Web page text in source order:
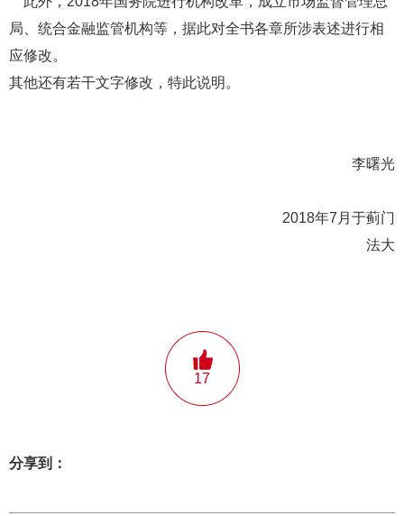
局、统合金融监管机构等，据此对全书各章所涉表述进行相
应修改。
其他还有若干文字修改，特此说明。
李曙光
2018年7月于蓟门
法大
17
分享到：